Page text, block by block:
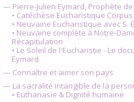
— Pierre-Julien Eymard, Prophète
• Catéchèse Eucharistique
• Neuvaine Eucharistique avec S.
• Neuvaine complète à Notre-
Récapitulation
• Le Soleil de l'Eucharistie - Le
Eymard
— Connaître et aimer son pays
— La sacralité intangible de la
• Euthanasie & Dignité humaine